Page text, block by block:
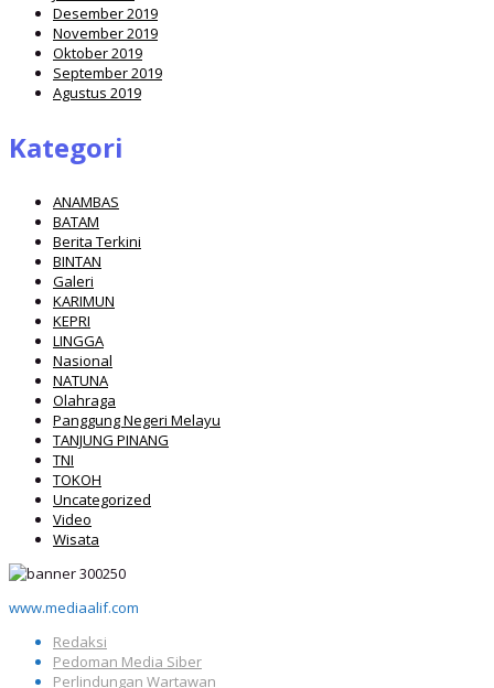
Desember 2019
November 2019
Oktober 2019
September 2019
Agustus 2019
Kategori
ANAMBAS
BATAM
Berita Terkini
BINTAN
Galeri
KARIMUN
KEPRI
LINGGA
Nasional
NATUNA
Olahraga
Panggung Negeri Melayu
TANJUNG PINANG
TNI
TOKOH
Uncategorized
Video
Wisata
www.mediaalif.com
Redaksi
Pedoman Media Siber
Perlindungan Wartawan